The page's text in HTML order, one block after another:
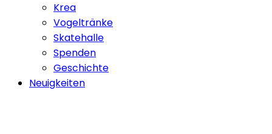
Krea
Vogeltränke
Skatehalle
Spenden
Geschichte
Neuigkeiten